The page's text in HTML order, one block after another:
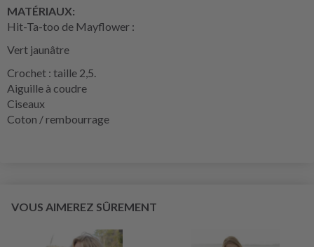
MATÉRIAUX:
Hit-Ta-too de Mayflower :
Vert jaunâtre
Crochet : taille 2,5.
Aiguille à coudre
Ciseaux
Coton / rembourrage
VOUS AIMEREZ SÛREMENT